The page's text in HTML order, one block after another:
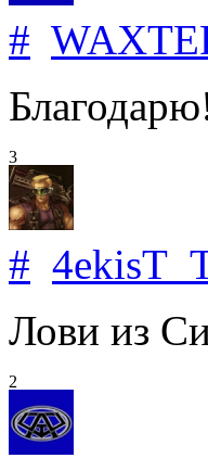
#
3
#
Лови из
2